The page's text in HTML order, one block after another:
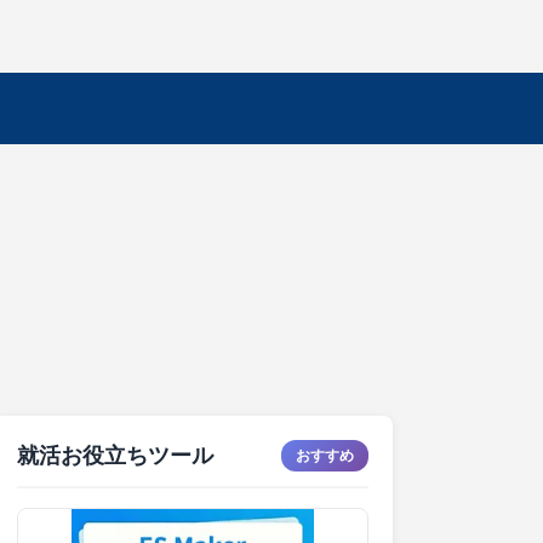
就活お役立ちツール おすすめ